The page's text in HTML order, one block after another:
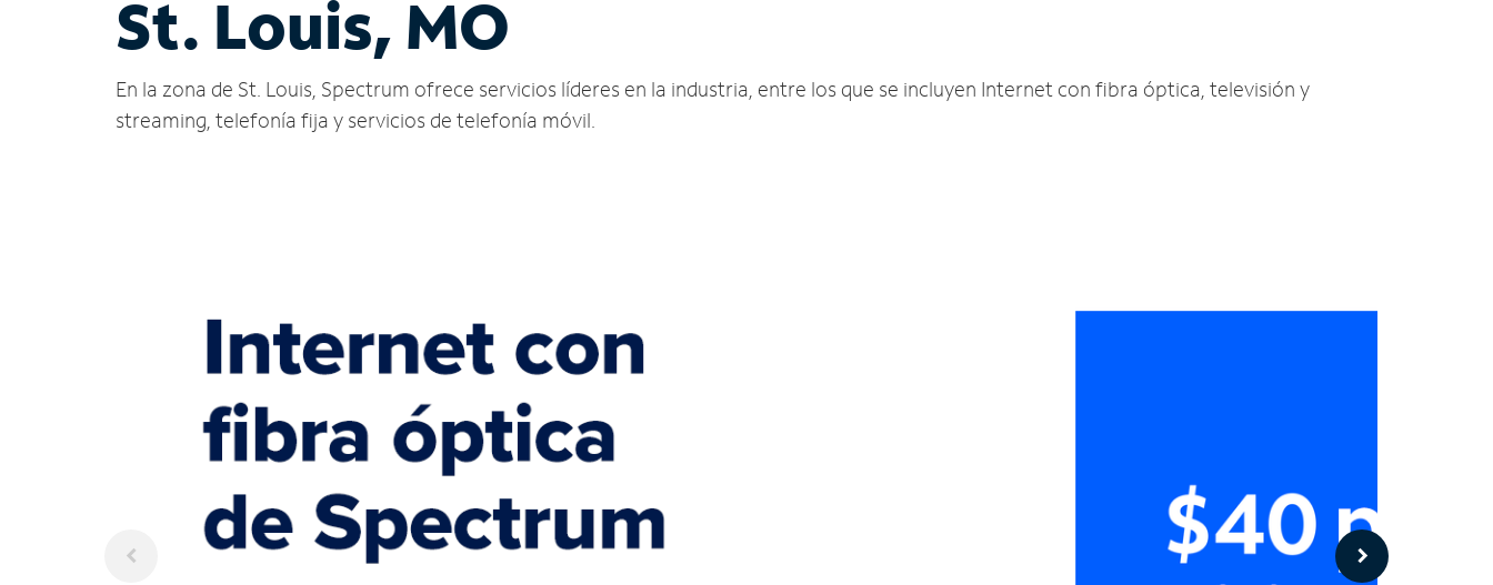
St. Louis, MO
En la zona de St. Louis, Spectrum ofrece servicios líderes en la industria, entre los que se incluyen Internet con fibra óptica, televisión y
streaming, telefonía fija y servicios de telefonía móvil.